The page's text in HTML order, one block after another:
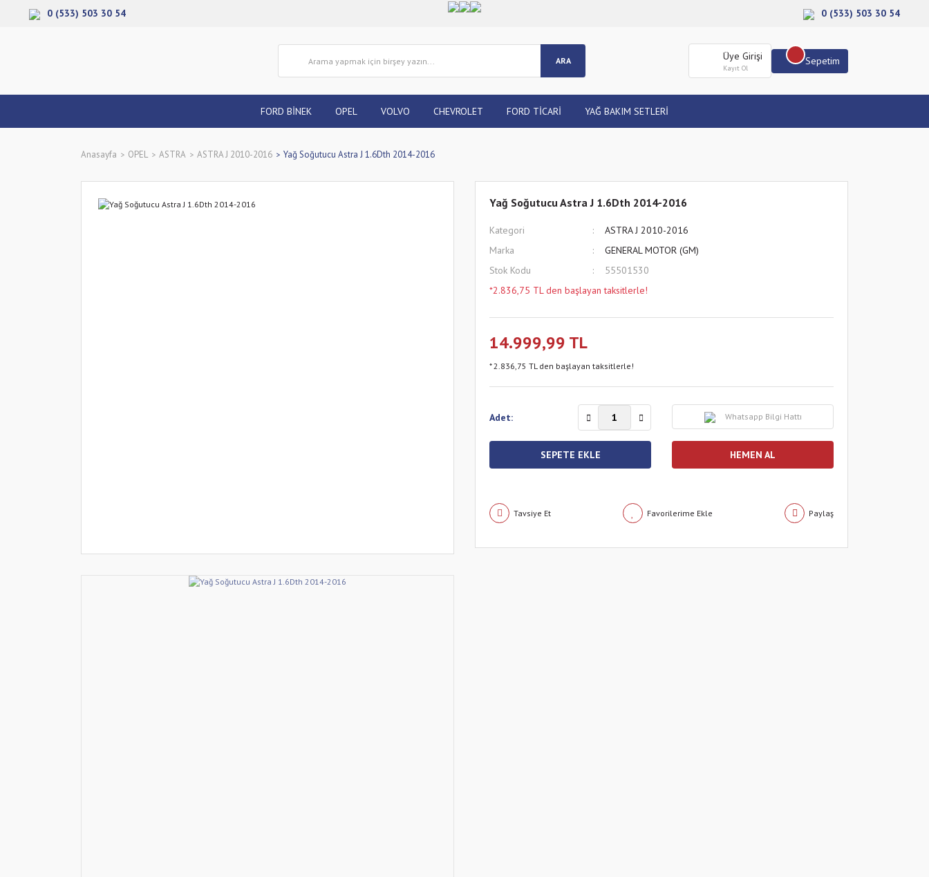
0 (533) 503 30 54 0 (533) 503 30 54
ARA Üye Girişi
Kayıt Ol
Sepetim
FORD BİNEK OPEL VOLVO CHEVROLET FORD TİCARİ YAĞ BAKIM SETLERİ
Anasayfa OPEL ASTRA ASTRA J 2010-2016 Yağ Soğutucu Astra J 1.6Dth 2014-2016
Yağ Soğutucu Astra J 1.6Dth 2014-2016
Kategori
ASTRA J 2010-2016
Marka
GENERAL MOTOR (GM)
Stok Kodu
55501530
*2.836,75 TL den başlayan taksitlerle!
14.999,99 TL
* 2.836,75 TL den başlayan taksitlerle!
Adet: Whatsapp Bilgi Hattı
SEPETE EKLE HEMEN AL
Tavsiye Et Paylaş